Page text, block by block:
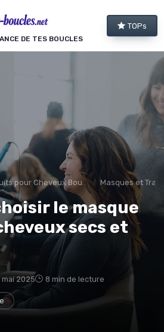
DE TES BOUCLES
TOPs
Cheveux Bouclés et Texturés Masques et
le masque
secs et
mai 2025 8 min de lecture
cookies